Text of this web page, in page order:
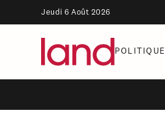
Jeudi 6 Août 2026
POLITIQUE